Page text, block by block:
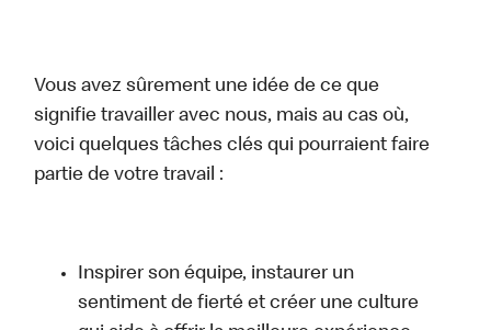
Vous avez sûrement une idée de ce que
signifie travailler avec nous, mais au cas où,
voici quelques tâches clés qui pourraient faire
partie de votre travail :
Inspirer son équipe, instaurer un
sentiment de fierté et créer une culture